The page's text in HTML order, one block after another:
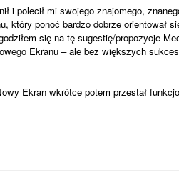
i polecił mi swojego znajomego,
który ponoć bardzo dobrze orientował
się na tę sugestię/propozycje
Ekranu – ale bez większych
Ekran wkrótce potem przestał